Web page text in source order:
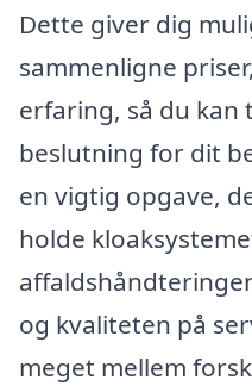
Dette giver dig
sammenligne
erfaring, så du
beslutning for dit
en vigtig opgave,
holde
og kvaliteten på
meget mellem